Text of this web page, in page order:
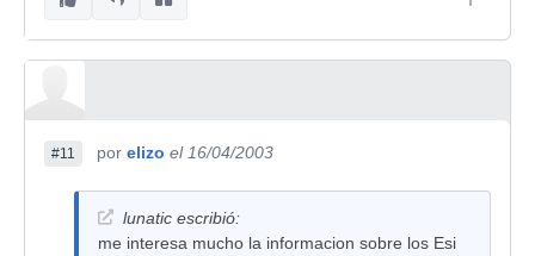
#11 por elizo el 16/04/2003
lunatic escribió:
me interesa mucho la informacion sobre los Esi